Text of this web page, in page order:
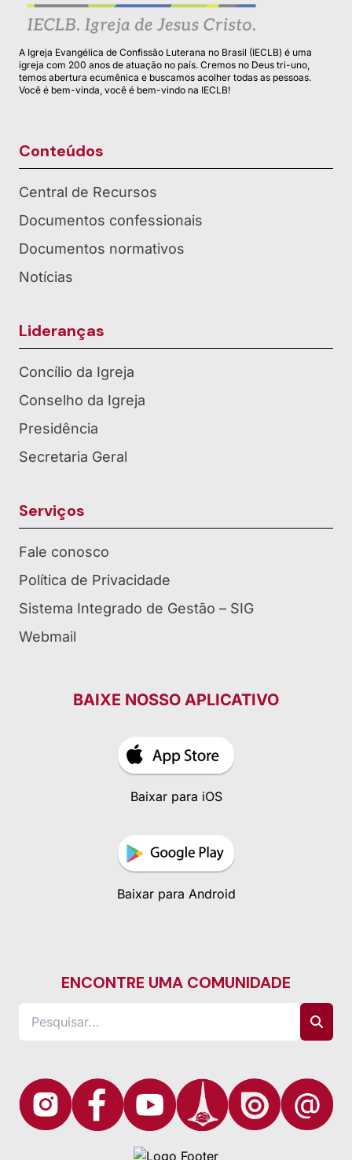
A Igreja Evangélica de Confissão Luterana no Brasil (IECLB) é uma
igreja com 200 anos de atuação no país. Cremos no Deus tri-uno,
temos abertura ecumênica e buscamos acolher todas as pessoas.
Você é bem-vinda, você é bem-vindo na IECLB!
Conteúdos
Central de Recursos
Documentos confessionais
Documentos normativos
Notícias
Lideranças
Concílio da Igreja
Conselho da Igreja
Presidência
Secretaria Geral
Serviços
Fale conosco
Política de Privacidade
Sistema Integrado de Gestão – SIG
Webmail
BAIXE NOSSO APLICATIVO
Baixar para iOS
Baixar para Android
ENCONTRE UMA COMUNIDADE